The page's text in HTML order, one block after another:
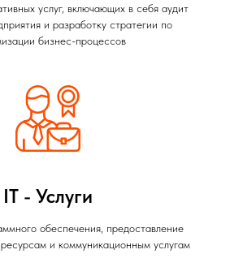
услуг, включающих в себя аудит
и разработку стратегии по
бизнес-процессов.
IT - Услуги
обеспечения, предоставление
и коммуникационным услугам.